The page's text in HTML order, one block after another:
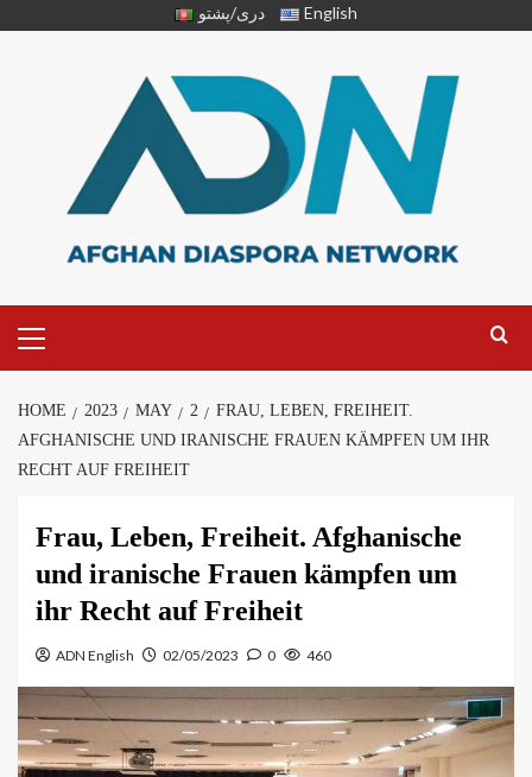
دری/پشتو English
HOME 2023 MAY 2
FRAU, LEBEN, FREIHEIT.
AFGHANISCHE UND IRANISCHE FRAUEN KÄMPFEN UM IHR
RECHT AUF FREIHEIT
Frau, Leben, Freiheit. Afghanische
und iranische Frauen kämpfen um
ihr Recht auf Freiheit
ADN English 02/05/2023 0 460